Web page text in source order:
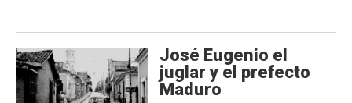
José Eugenio el
juglar y el prefecto
Maduro